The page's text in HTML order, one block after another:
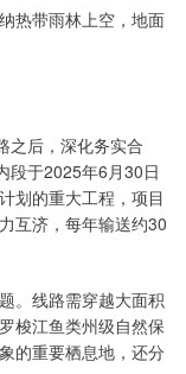
热带雨林上空，地面
之后，深化务实合
段于2025年6月30日
划的重大工程，项目
互济，每年输送约30
。线路需穿越大面积
梭江鱼类州级自然保
的重要栖息地，还分